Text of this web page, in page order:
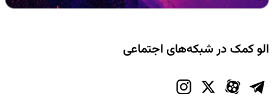
الو کمک در شبکه‌های اجتماعی